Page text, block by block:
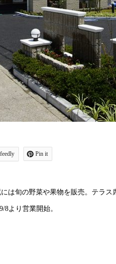
feedly Pin it
は旬の野菜や果物を販売。テラ
り営業開始。